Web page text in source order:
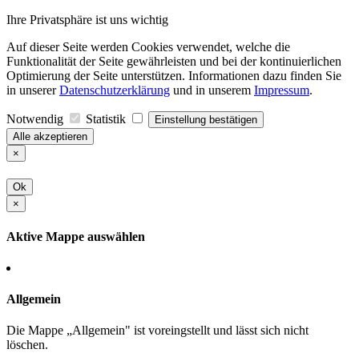
Ihre Privatsphäre ist uns wichtig
Auf dieser Seite werden Cookies verwendet, welche die
Funktionalität der Seite gewährleisten und bei der kontinuierlichen
Optimierung der Seite unterstützen. Informationen dazu finden Sie
in unsererDatenschutzerklärung und in unserem Impressum.
Notwendig Statistik
Einstellung bestätigen
Alle akzeptieren
×
Ok
×
Aktive Mappe auswählen
Allgemein
Die Mappe „Allgemein" ist voreingstellt und lässt sich nicht
löschen.